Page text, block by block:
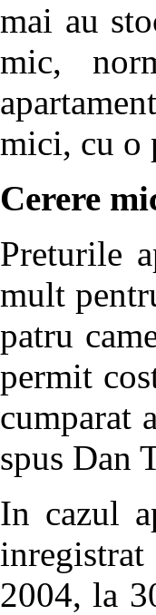
mai au
mic,
mici, cu o
Cerere
Preturile
mult
patru
permit
cumparat
spus Dan
In cazul
2004, la